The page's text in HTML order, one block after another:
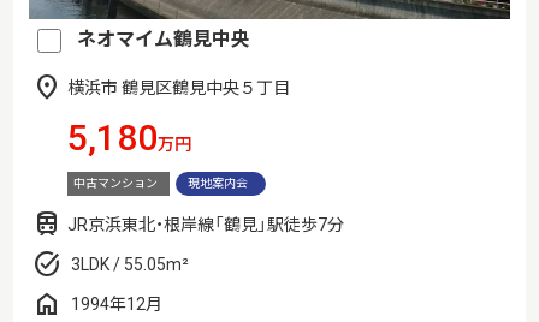
ネオマイム鶴見中央
横浜市 鶴見区鶴見中央５丁目
5,180万円
中古マンション 現地案内会
JR京浜東北・根岸線「鶴見」駅徒歩7分
3LDK / 55.05m²
1994年12月